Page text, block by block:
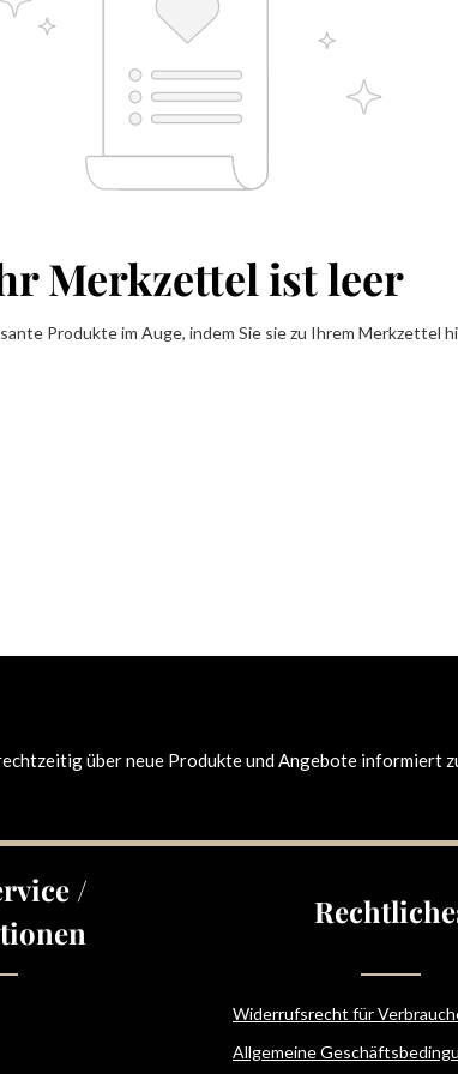
Merkzettel ist leer
Produkte im Auge, indem Sie sie zu Ihrem Merkzettel
über neue Produkte und Angebote informiert
/
Widerrufsrecht für
Allgemeine